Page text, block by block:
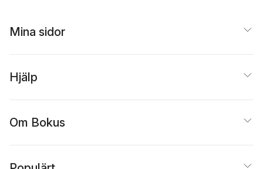
Mina sidor
Hjälp
Om Bokus